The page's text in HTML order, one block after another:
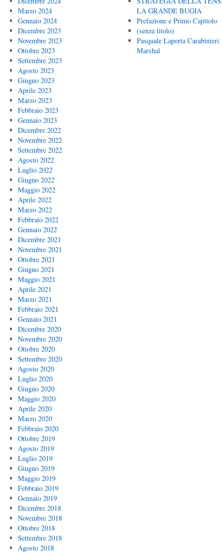
Marzo 2024
Gennaio 2024
Dicembre 2023
Novembre 2023
Ottobre 2023
Settembre 2023
Agosto 2023
Giugno 2023
Aprile 2023
Marzo 2023
Febbraio 2023
Gennaio 2023
Dicembre 2022
Novembre 2022
Settembre 2022
Agosto 2022
Luglio 2022
Giugno 2022
Maggio 2022
Aprile 2022
Marzo 2022
Febbraio 2022
Gennaio 2022
Dicembre 2021
Novembre 2021
Ottobre 2021
Giugno 2021
Maggio 2021
Aprile 2021
Marzo 2021
Febbraio 2021
Gennaio 2021
Dicembre 2020
Novembre 2020
Ottobre 2020
Settembre 2020
Agosto 2020
Luglio 2020
Giugno 2020
Maggio 2020
Aprile 2020
Marzo 2020
Febbraio 2020
Ottobre 2019
Agosto 2019
Luglio 2019
Giugno 2019
Maggio 2019
Febbraio 2019
Gennaio 2019
Dicembre 2018
Novembre 2018
Ottobre 2018
Settembre 2018
Agosto 2018
LA GRANDE BUGIA
Prefazione e Primo Capitolo
(senza titolo)
Pasquale Laporta Carabinieri
Marshal